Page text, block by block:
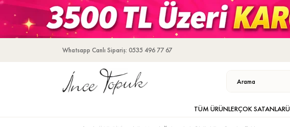
Whatsapp Canlı Sipariş: 0535 496 77 67
TÜM ÜRÜNLERÇOK SATANLAR